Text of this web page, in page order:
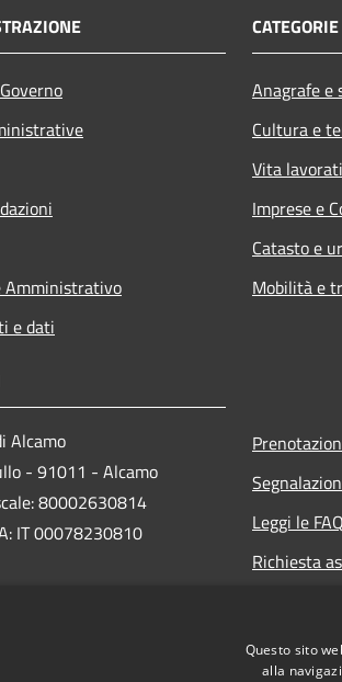
Amministrativo
e dati
Anagrafe e
Cultura e
Vita
Imprese e
Catasto e
Mobilità e
Alcamo
- 91011 - Alcamo
80002630814
IT 00078230810
Leggi le FAQ
Richiesta
Questo sito
alla